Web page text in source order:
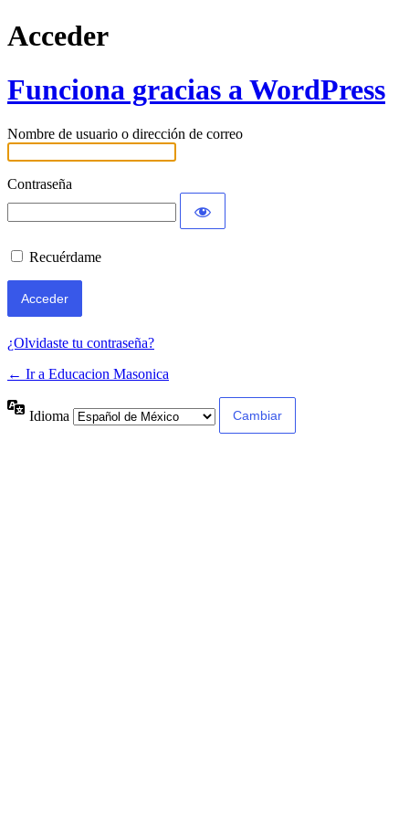
Acceder
Funciona gracias a WordPress
Nombre de usuario o dirección de correo
Contraseña
Recuérdame
¿Olvidaste tu contraseña?
← Ir a Educacion Masonica
Idioma